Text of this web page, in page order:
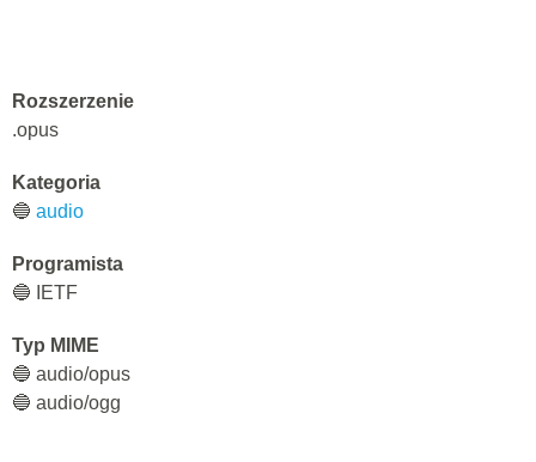
Rozszerzenie
.opus
Kategoria
🔵 audio
Programista
🔵 IETF
Typ MIME
🔵 audio/opus
🔵 audio/ogg